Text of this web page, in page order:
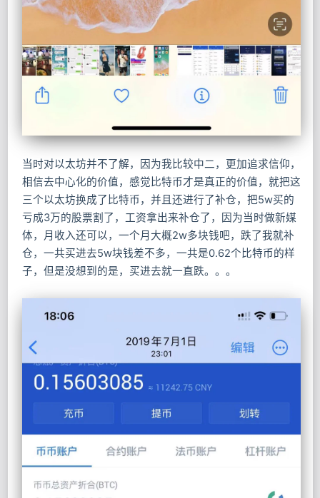
当时对以太坊并不了解，因为我比较中二，更加追求信仰，
相信去中心化的价值，感觉比特币才是真正的价值，就把这
三个以太坊换成了比特币，并且还进行了补仓，把5w买的
亏成3万的股票割了，工资拿出来补仓了，因为当时做新媒
体，月收入还可以，一个月大概2w多块钱吧，跌了我就补
仓，一共买进去5w块钱差不多，一共是0.62个比特币的样
子，但是没想到的是，买进去就一直跌。。。